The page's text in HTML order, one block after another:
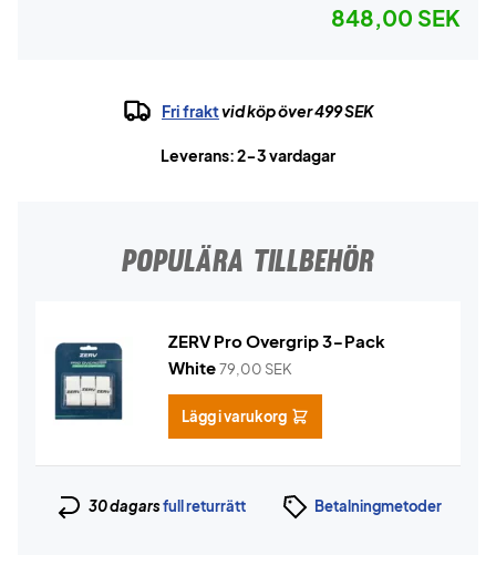
848,00 SEK
Fri fraktvid köp över 499 SEK
Leverans: 2-3 vardagar
POPULÄRA TILLBEHÖR
ZERV Pro Overgrip 3-Pack
White79,00 SEK
Lägg i varukorg
30 dagarsfull returrätt Betalningmetoder